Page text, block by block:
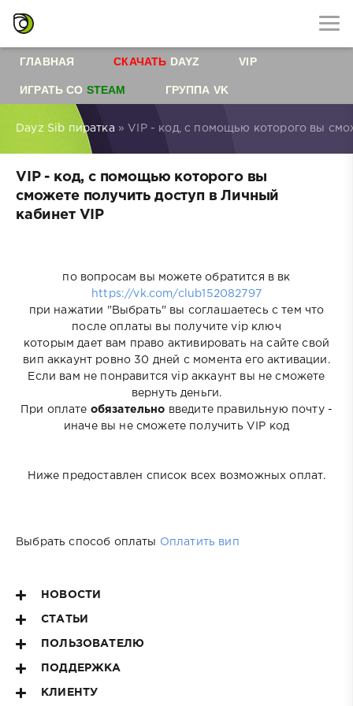
ГЛАВНАЯ СКАЧАТЬ DAYZ VIP
ИГРАТЬ СО STEAM ГРУППА VK
Dayz Sib пиратка » VIP - код, с помощью которого вы
VIP - код, с помощью которого вы
сможете получить доступ в Личный
кабинет VIP
по вопросам вы можете обратится в вк
https://vk.com/club152082797
при нажатии "Выбрать" вы соглашаетесь с тем что
после оплаты вы получите vip ключ
которым дает вам право активировать на сайте свой
вип аккаунт ровно 30 дней с момента его активации.
Если вам не понравится vip аккаунт вы не сможете
вернуть деньги.
При оплате обязательно введите правильную почту -
иначе вы не сможете получить VIP код
Ниже предоставлен список всех возможных оплат.
Выбрать способ оплаты Оплатить вип
НОВОСТИ
СТАТЬИ
ПОЛЬЗОВАТЕЛЮ
ПОДДЕРЖКА
КЛИЕНТУ